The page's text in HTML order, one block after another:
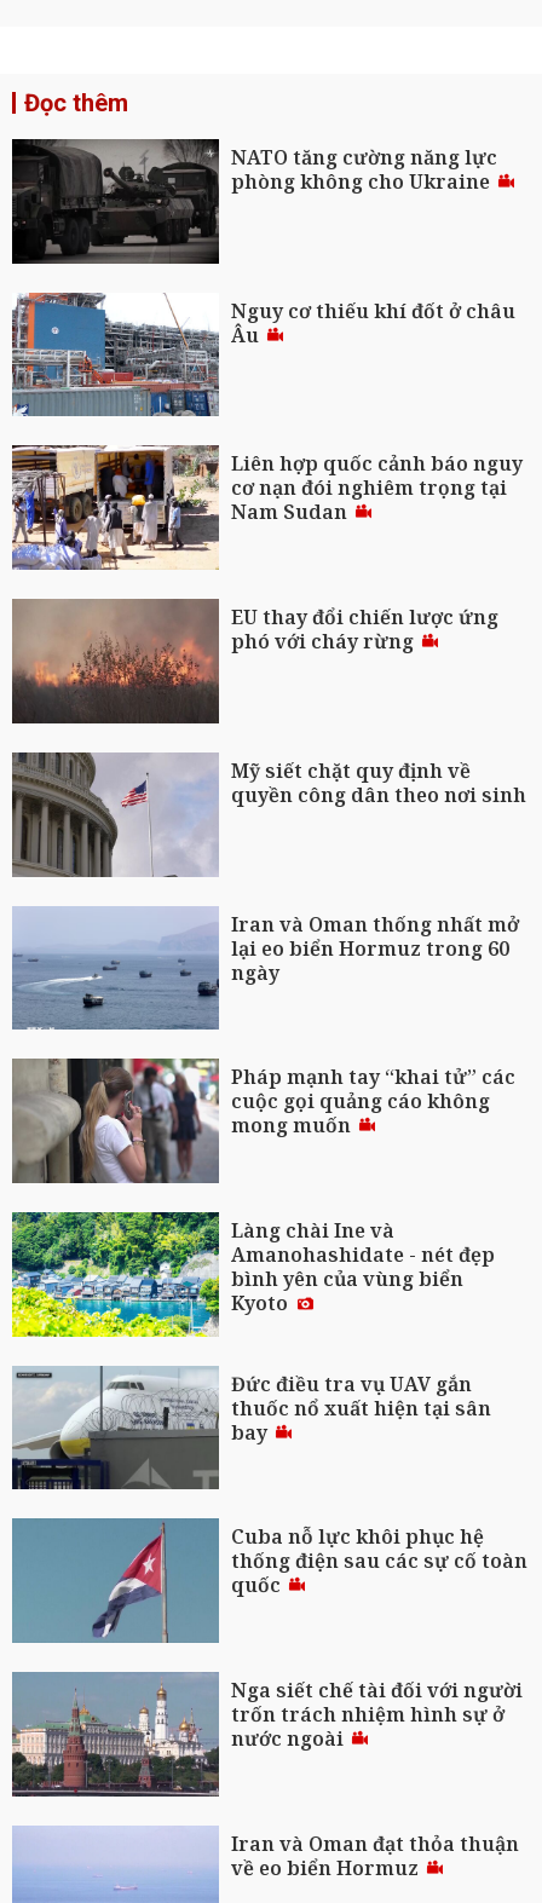
Đọc thêm
NATO tăng cường năng lực
phòng không cho Ukraine
Nguy cơ thiếu khí đốt ở châu
Âu
Liên hợp quốc cảnh báo nguy
cơ nạn đói nghiêm trọng tại
Nam Sudan
EU thay đổi chiến lược ứng
phó với cháy rừng
Mỹ siết chặt quy định về
quyền công dân theo nơi sinh
Iran và Oman thống nhất mở
lại eo biển Hormuz trong 60
ngày
Pháp mạnh tay “khai tử” các
cuộc gọi quảng cáo không
mong muốn
Làng chài Ine và
Amanohashidate - nét đẹp
bình yên của vùng biển
Kyoto
Đức điều tra vụ UAV gắn
thuốc nổ xuất hiện tại sân
bay
Cuba nỗ lực khôi phục hệ
thống điện sau các sự cố toàn
quốc
Nga siết chế tài đối với người
trốn trách nhiệm hình sự ở
nước ngoài
Iran và Oman đạt thỏa thuận
về eo biển Hormuz